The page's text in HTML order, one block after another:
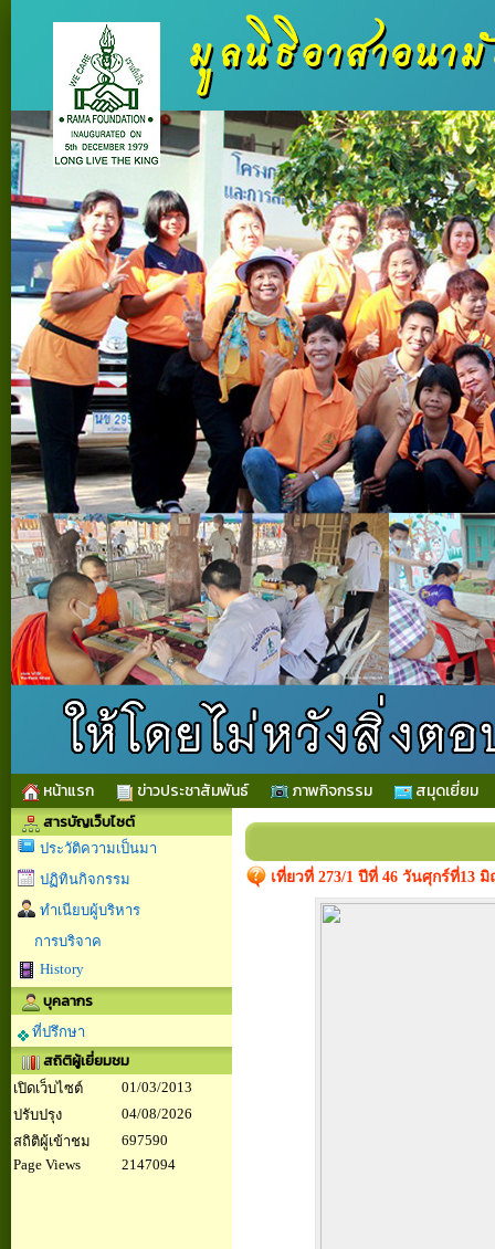
หน้าแรก ข่าวประชาสัมพันธ์ ภาพกิจกรรม สมุดเยี่ยม
สารบัญเว็บไซต์
ประวัติความเป็นมา
ปฏิทินกิจกรรม
ทำเนียบผู้บริหาร
การบริจาค
History
บุคลากร
ที่ปรึกษา
สถิติผู้เยี่ยมชม
เปิดเว็บไซต์
01/03/2013
ปรับปรุง
04/08/2026
สถิติผู้เข้าชม
697590
Page Views
2147094
เที่ยวที่ 273/1 ปีที่ 46 วันศุกร์ที่